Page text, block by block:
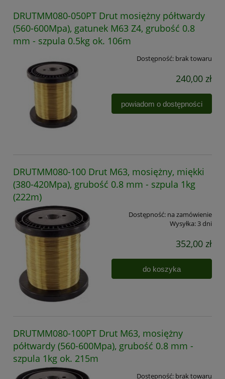
DRUTMM080-050PT Drut mosiężny półtwardy
(560-600Mpa), gatunek M63 Z4, grubość 0.8
mm - szpula 0.5kg ok. 106m
Dostępność: brak towaru
240,00 zł
powiadom o dostępności
DRUTMM080-100 Drut M63, mosiężny, miękki
(380-420Mpa), grubość 0.8 mm - szpula 1kg
(222m)
Dostępność: na zamówienie
Wysyłka:3 dni
352,00 zł
do koszyka
DRUTMM080-100PT Drut M63, mosiężny
półtwardy (560-600Mpa), grubość 0.8 mm -
szpula 1kg ok. 215m
Dostępność: brak towaru